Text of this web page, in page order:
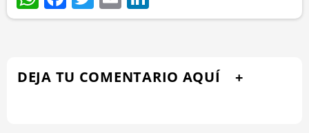
DEJA TU COMENTARIO AQUÍ